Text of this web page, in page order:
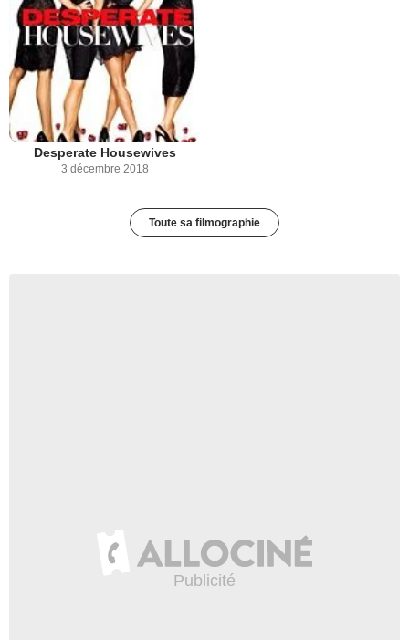
Desperate Housewives
3 décembre 2018
Toute sa filmographie